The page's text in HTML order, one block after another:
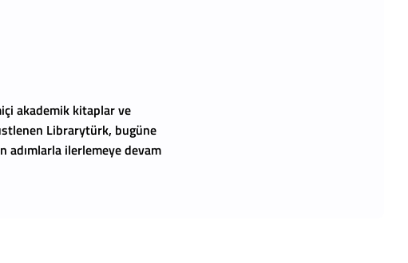
akademik kitaplar ve
Librarytürk, bugüne
adımlarla ilerlemeye devam